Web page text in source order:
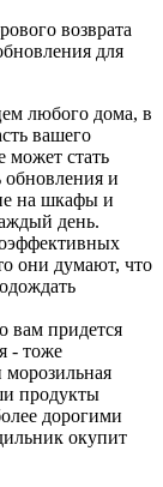
возврата
для
любого дома, в
вашего
может стать
обновления и
на шкафы и
день.
они думают, что
вам придется
- тоже
продукты
дорогими
окупит